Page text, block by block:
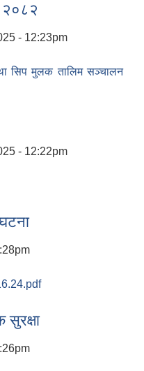
२०८२
- 12:23pm
सिप मुलक तालिम सञ्चालन
२०८२
- 12:22pm